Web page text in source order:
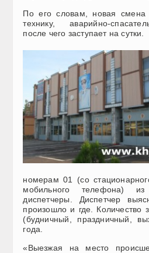
По его словам, новая смена
технику, аварийно-
после чего заступает на сутки.
номерам 01 (со
мобильного телефона)
диспетчеры. Диспетчер
произошло и где. Количество
(будничный, праздничный,
года.
«Выезжая на место